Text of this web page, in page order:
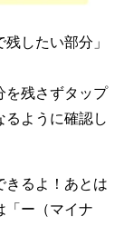
したい部分」
を残さずタップ
るように確認し
きるよ！あとは
「ー（マイナ